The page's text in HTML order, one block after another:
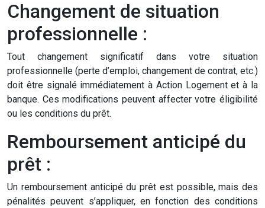
Changement de situation
professionnelle :
Tout changement significatif dans votre situation
professionnelle (perte d’emploi, changement de contrat, etc.)
doit être signalé immédiatement à Action Logement et à la
banque. Ces modifications peuvent affecter votre éligibilité
ou les conditions du prêt.
Remboursement anticipé du
prêt :
Un remboursement anticipé du prêt est possible, mais des
pénalités peuvent s’appliquer, en fonction des conditions